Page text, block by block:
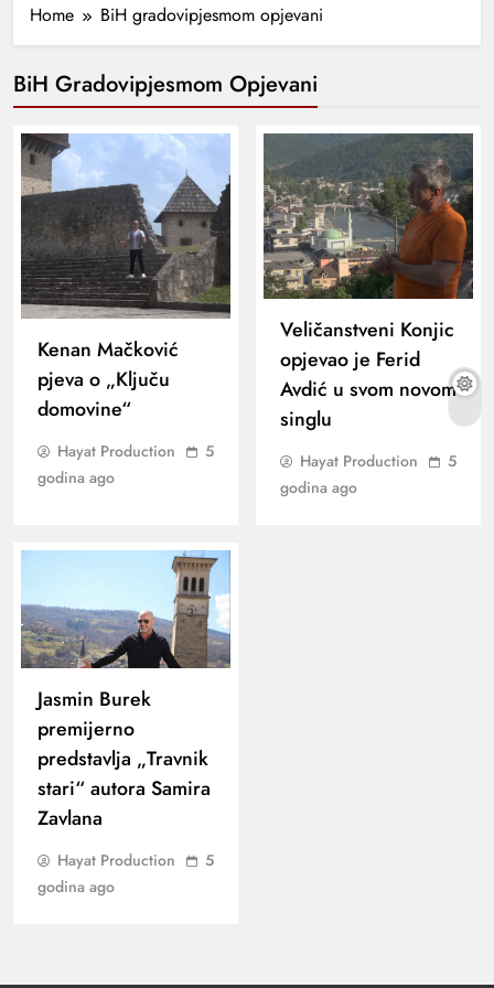
Home BiH gradovipjesmom opjevani
BiH Gradovipjesmom Opjevani
Kenan Mačković
pjeva o „Ključu
domovine“
Hayat Production
5
godina ago
Veličanstveni Konjic
opjevao je Ferid
Avdić u svom novom
singlu
Hayat Production
5
godina ago
Jasmin Burek
premijerno
predstavlja „Travnik
stari“ autora Samira
Zavlana
Hayat Production
5
godina ago